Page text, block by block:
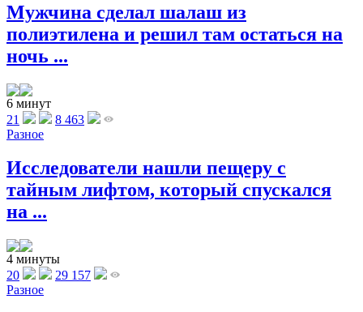
Мужчина сделал шалаш из
полиэтилена и решил там остаться на
ночь ...
6 минут
21
8 463
Разное
Исследователи нашли пещеру с
тайным лифтом, который спускался
на ...
4 минуты
20
29 157
Разное